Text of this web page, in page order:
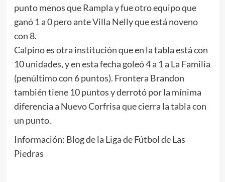
punto menos que Rampla y fue otro equipo que
ganó 1 a 0 pero ante Villa Nelly que está noveno
con 8.
Calpino es otra institución que en la tabla está con
10 unidades, y en esta fecha goleó 4 a 1 a La Familia
(penúltimo con 6 puntos). Frontera Brandon
también tiene 10 puntos y derrotó por la mínima
diferencia a Nuevo Corfrisa que cierra la tabla con
un punto.
Información: Blog de la Liga de Fútbol de Las
Piedras